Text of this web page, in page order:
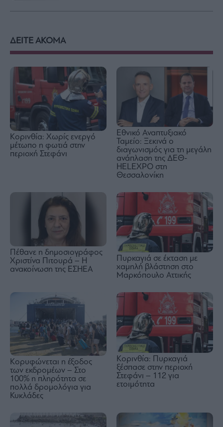
ΔΕΙΤΕ ΑΚΟΜΑ
Κορινθία: Χωρίς ενεργό
μέτωπο η φωτιά στην
περιοχή Στεφάνι
Εθνικό Αναπτυξιακό
Ταμείο: Ξεκινά ο
διαγωνισμός για τη μεγάλη
ανάπλαση της ΔΕΘ-
HELEXPO στη
Θεσσαλονίκη
Πέθανε η δημοσιογράφος
Χριστίνα Πιτουρά – Η
ανακοίνωση της ΕΣΗΕΑ
Πυρκαγιά σε έκταση με
χαμηλή βλάστηση στο
Μαρκόπουλο Αττικής
Κορυφώνεται η έξοδος
των εκδρομέων – Στο
100% η πληρότητα σε
πολλά δρομολόγια για
Κυκλάδες
Κορινθία: Πυρκαγιά
ξέσπασε στην περιοχή
Στεφάνι – 112 για
ετοιμότητα